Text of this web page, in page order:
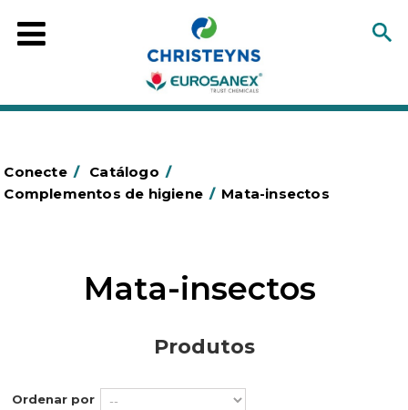
Conecte / Catálogo /
Complementos de higiene / Mata-insectos
Mata-insectos
Produtos
Ordenar por